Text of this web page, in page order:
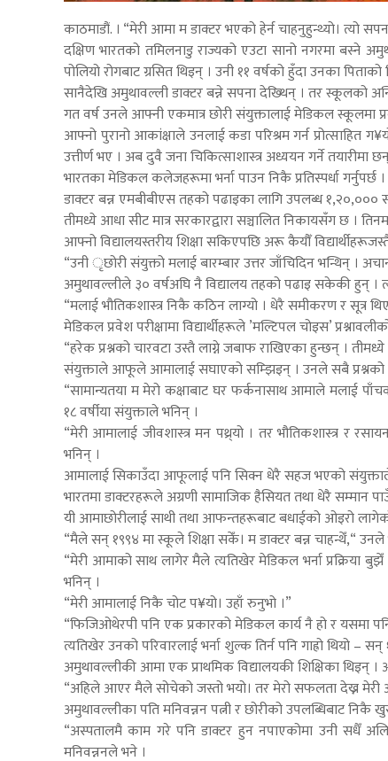
काठमाडौं. । “मेरी आमा म डाक्टर भएको हेर्न चाहनुहुन्थ्यो। त्यो
दक्षिण भारतको तमिलनाडु राज्यको एउटा सानो नगरमा बस्ने
पोलियो रोगबाट ग्रसित थिइन् । उनी ११ वर्षको हुँदा उनका पिताको
सानैदेखि अमुथावल्ली डाक्टर बन्ने सपना देख्थिन् । तर स्कूलको
गत वर्ष उनले आफ्नी एकमात्र छोरी संयुक्तालाई मेडिकल स्कूलमा
आफ्नो पुरानो आकांक्षाले उनलाई कडा परिश्रम गर्न प्रोत्साहित
उत्तीर्ण भए । अब दुवै जना चिकित्साशास्त्र अध्ययन गर्ने तयारीमा
भारतका मेडिकल कलेजहरूमा भर्ना पाउन निकै प्रतिस्पर्धा गर्नुपर्छ ।
डाक्टर बन्न एमबीबीएस तहको पढाइका लागि उपलब्ध १,२०,०००
तीमध्ये आधा सीट मात्र सरकारद्वारा सञ्चालित निकायसँग छ ।
आफ्नो विद्यालयस्तरीय शिक्षा सकिएपछि अरू कैयौँ
“उनी ृछोरी संयुक्तो मलाई बारम्बार उत्तर जाँचिदिन भन्थिन् ।
अमुथावल्लीले ३० वर्षअघि नै विद्यालय तहको पढाइ सकेकी हुन् ।
“मलाई भौतिकशास्त्र निकै कठिन लाग्यो । धेरै समीकरण र सूत्र
मेडिकल प्रवेश परीक्षामा विद्यार्थीहरूले ’मल्टिपल चोइस’
“हरेक प्रश्नको चारवटा उस्तै लाग्ने जबाफ राखिएका हुन्छन् ।
संयुक्ताले आफूले आमालाई सघाएको सम्झिइन् । उनले सबै प्रश्नको
“सामान्यतया म मेरो कक्षाबाट घर फर्कनासाथ आमाले मलाई
१८ वर्षीया संयुक्ताले भनिन् ।
“मेरी आमालाई जीवशास्त्र मन पथ्र्यो । तर भौतिकशास्त्र र
भनिन् ।
आमालाई सिकाउँदा आफूलाई पनि सिक्न धेरै सहज भएको
भारतमा डाक्टरहरूले अग्रणी सामाजिक हैसियत तथा धेरै सम्मान
यी आमाछोरीलाई साथी तथा आफन्तहरूबाट बधाईको ओइरो
“मैले सन् १९९४ मा स्कूले शिक्षा सकेँ। म डाक्टर बन्न चाहन्थेँ,“
“मेरी आमाको साथ लागेर मैले त्यतिखेर मेडिकल भर्ना प्रक्रिया
भनिन् ।
“मेरी आमालाई निकै चोट प¥यो। उहाँ रुनुभो ।”
“फिजिओथेरपी पनि एक प्रकारको मेडिकल कार्य नै हो र यसमा
त्यतिखेर उनको परिवारलाई भर्ना शुल्क तिर्न पनि गाह्रो थियो –
अमुथावल्लीकी आमा एक प्राथमिक विद्यालयकी शिक्षिका थिइन्
“अहिले आएर मैले सोचेको जस्तो भयो। तर मेरो सफलता देख्न
अमुथावल्लीका पति मनिवन्नन पत्नी र छोरीको उपलब्धिबाट निकै
“अस्पतालमै काम गरे पनि डाक्टर हुन नपाएकोमा उनी सधैँ
मनिवन्ननले भने ।